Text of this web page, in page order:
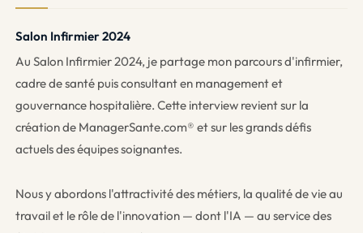
Salon Infirmier 2024
Au Salon Infirmier 2024, je partage mon parcours d'infirmier,
cadre de santé puis consultant en management et
gouvernance hospitalière. Cette interview revient sur la
création de ManagerSante.com® et sur les grands défis
actuels des équipes soignantes.
Nous y abordons l'attractivité des métiers, la qualité de vie au
travail et le rôle de l'innovation — dont l'IA — au service des